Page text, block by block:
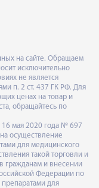
на сайте. Обращаем
исключительно
не является
п. 2 ст. 437 ГК РФ. Для
ценах на товар и
обращайтесь по
16 мая 2020 года № 697
осуществление
для медицинского
такой торговли и
гражданам и внесении
Федерации по
для